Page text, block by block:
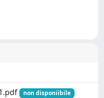
non disponiibile